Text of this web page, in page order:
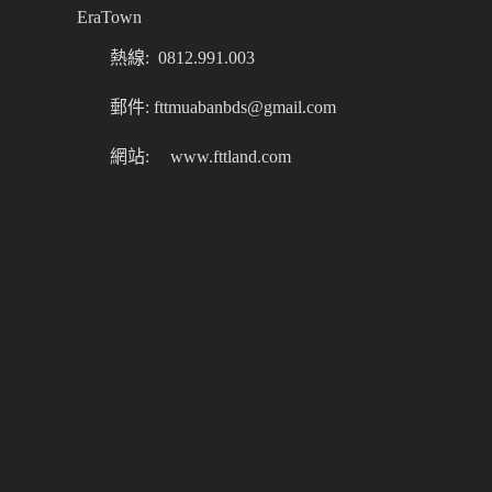
EraTown
熱線: 0812.991.003
郵件: fttmuabanbds@gmail.com
網站: www.fttland.com